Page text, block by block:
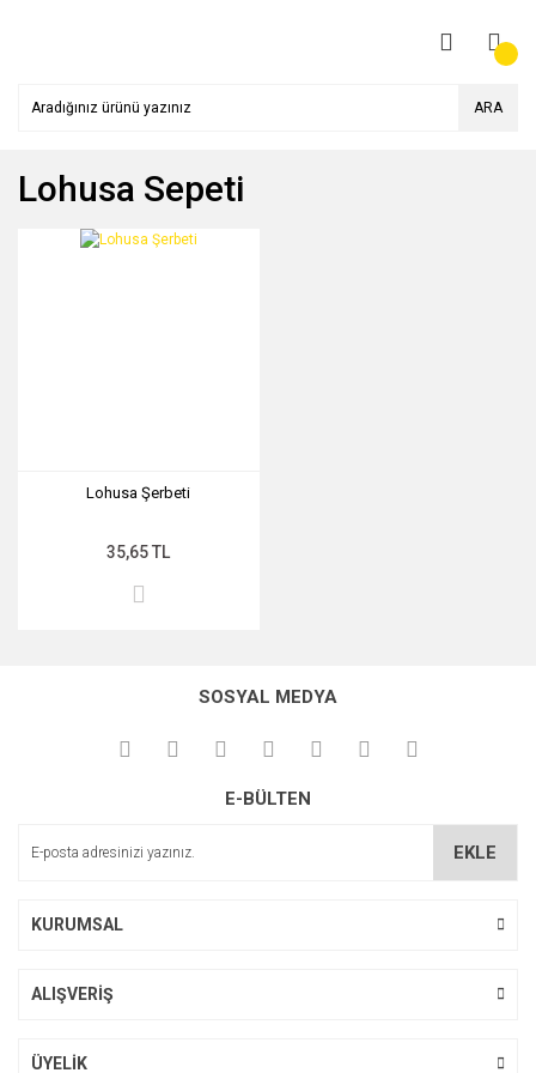
ARA
Lohusa Sepeti
Lohusa Şerbeti
35,65 TL
SOSYAL MEDYA
E-BÜLTEN
EKLE
KURUMSAL
ALIŞVERİŞ
ÜYELİK